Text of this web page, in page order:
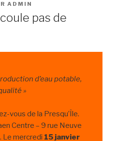
ADMIN
pas de
d’eau potable,
»
vous de la Presqu’Île.
Centre – 9 rue Neuve
Le mercredi 15 janvier